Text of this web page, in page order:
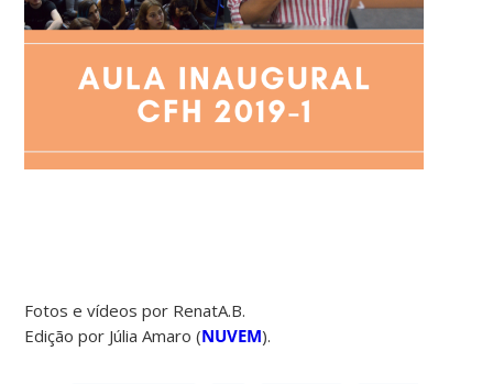
Fotos e vídeos por RenatA.B.
Edição por Júlia Amaro (NUVEM).